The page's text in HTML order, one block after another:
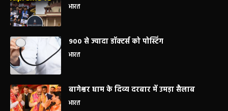
भारत
900 से ज्यादा डॉक्टर्स को पोस्टिंग
भारत
बागेश्वर धाम के दिव्य दरबार में उमड़ा सैलाब
भारत